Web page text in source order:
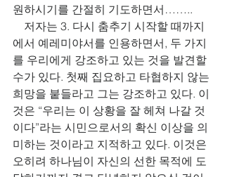
원하시기를 간절히 기도하면서……..
저자는 3. 다시 춤추기 시작할 때까지
에서 예레미야서를 인용하면서, 두 가지
를 우리에게 강조하고 있는 것을 발견할
수가 있다. 첫째 집요하고 타협하지 않는
희망을 붙들라고 그는 강조하고 있다. 이
것은 “우리는 이 상황을 잘 헤쳐 나갈 것
이다”라는 시민으로서의 확신 이상을 의
미하는 것이라고 지적하고 있다. 이것은
오히려 하나님이 자신의 선한 목적에 도